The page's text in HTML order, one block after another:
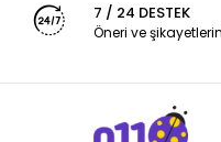
7 / 24 DESTEK
Öneri ve